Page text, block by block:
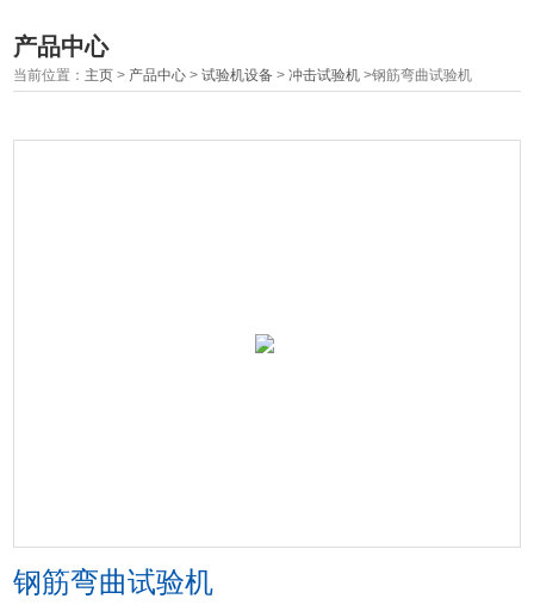
产品中心
当前位置： 主页 > 产品中心 >试验机设备 >冲击试验机 >钢筋弯曲试验机
钢筋弯曲试验机